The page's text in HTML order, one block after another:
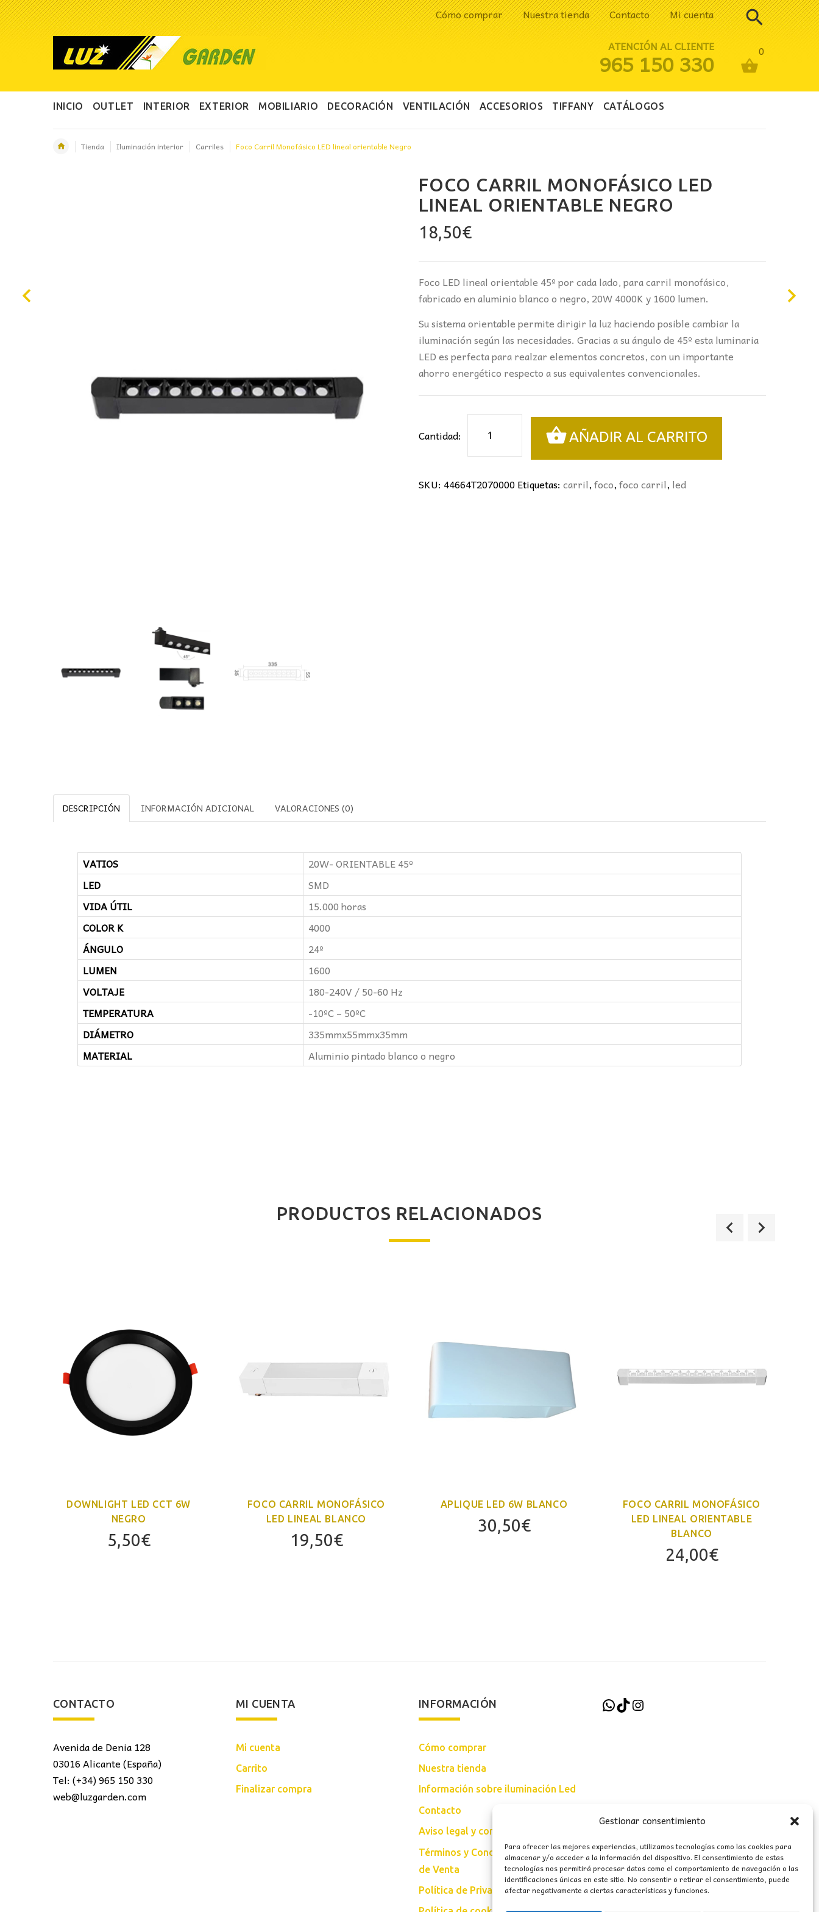
Gestionar consentimiento
Para ofrecer las mejores experiencias, utilizamos tecnologías como las cookies para
almacenar y/o acceder a la información del dispositivo. El consentimiento de estas
tecnologías nos permitirá procesar datos como el comportamiento de navegación o las
identificaciones únicas en este sitio. No consentir o retirar el consentimiento, puede
afectar negativamente a ciertas características y funciones.
Cómo comprar Nuestra tienda Contacto Mi cuenta
0
ATENCIÓN AL CLIENTE
965 150 330
INICIO OUTLET INTERIOR EXTERIOR MOBILIARIO DECORACIÓN VENTILACIÓN ACCESORIOS TIFFANY CATÁLOGOS
Tienda Iluminación interior Carriles Foco Carril Monofásico LED lineal orientable Negro
FOCO CARRIL MONOFÁSICO LED
LINEAL ORIENTABLE NEGRO
18,50€
Foco LED lineal orientable 45º por cada lado, para carril monofásico,
fabricado en aluminio blanco o negro, 20W 4000K y 1600 lumen.
Su sistema orientable permite dirigir la luz haciendo posible cambiar la
iluminación según las necesidades. Gracias a su ángulo de 45º esta luminaria
LED es perfecta para realzar elementos concretos, con un importante
ahorro energético respecto a sus equivalentes convencionales.
Cantidad:
Carril
Monofásico
lineal
AÑADIR AL CARRITO
SKU: 44664T2070000Etiquetas: carril,foco,foco carril, led
DESCRIPCIÓN INFORMACIÓN ADICIONAL VALORACIONES (0)
VATIOS
20W- ORIENTABLE 45º
LED
SMD
VIDA ÚTIL
15.000 horas
COLOR K
4000
ÁNGULO
24º
LUMEN
1600
VOLTAJE
180-240V / 50-60 Hz
TEMPERATURA
-10ºC – 50ºC
DIÁMETRO
335mmx55mmx35mm
MATERIAL
Aluminio pintado blanco o negro
PRODUCTOS RELACIONADOS
DOWNLIGHT LED CCT 6W
NEGRO
5,50€
FOCO CARRIL MONOFÁSICO
LED LINEAL BLANCO
19,50€
APLIQUE LED 6W BLANCO
30,50€
FOCO CARRIL MONOFÁSICO
LED LINEAL ORIENTABLE
BLANCO
24,00€
CONTACTO
Avenida de Denia 128
03016 Alicante (España)
Tel: (+34) 965 150 330
web@luzgarden.com
MI CUENTA
Mi cuenta
Carrito
Finalizar compra
INFORMACIÓN
Cómo comprar
Nuestra tienda
Información sobre iluminación Led
Contacto
Aviso legal y condiciones de uso
Términos y Condiciones Generales
de Venta
Política de Privacidad
WhatsApp
TikTokInstagram